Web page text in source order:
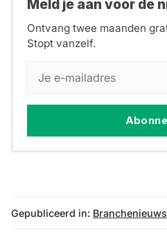
Meld je aan voor de
Ontvang twee maanden
Stopt vanzelf.
Gepubliceerd in: Branchenieuws